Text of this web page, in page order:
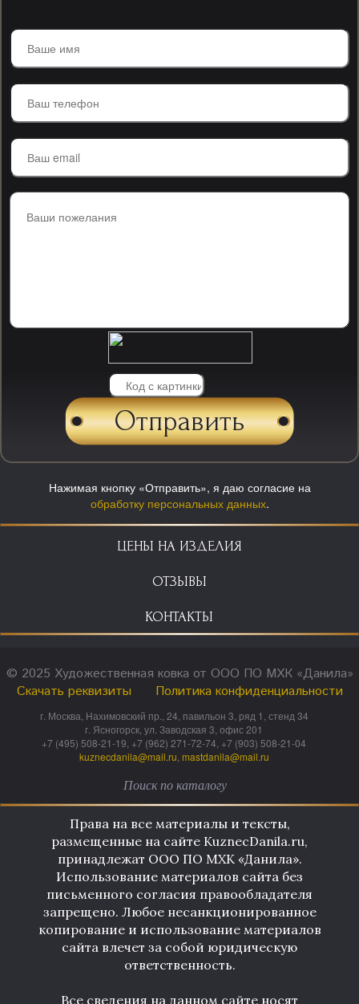
Нажимая кнопку «Отправить», я даю согласие на
обработку персональных данных.
ЦЕНЫ НА ИЗДЕЛИЯ
ОТЗЫВЫ
КОНТАКТЫ
© 2025 Художественная ковка от ООО ПО МХК «Данила»
Скачать реквизиты
Политика конфиденциальности
г. Москва, Нахимовский пр., 24, павильон 3, ряд 1, стенд 34
г. Ясногорск, ул. Заводская 3, офис 201
+7 (495) 508-21-19, +7 (962) 271-72-74, +7 (903) 508-21-04
kuznecdanila@mail.ru mastdanila@mail.ru
Права на все материалы и тексты,
размещенные на сайте KuznecDanila.ru,
принадлежат ООО ПО МХК «Данила».
Использование материалов сайта без
письменного согласия правообладателя
запрещено. Любое несанкционированное
копирование и использование материалов
сайта влечет за собой юридическую
ответственность.
Все сведения на данном сайте носят